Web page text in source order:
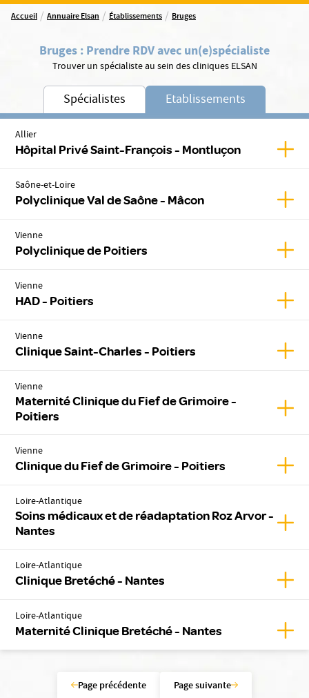
Accueil / Annuaire Elsan / Établissements / Bruges
Bruges : Prendre RDV avec un(e)spécialiste
Trouver un spécialiste au sein des cliniques ELSAN
Spécialistes Etablissements
Allier
Hôpital Privé Saint-François - Montluçon
Saône-et-Loire
Polyclinique Val de Saône - Mâcon
Vienne
Polyclinique de Poitiers
Vienne
HAD - Poitiers
Vienne
Clinique Saint-Charles - Poitiers
Vienne
Maternité Clinique du Fief de Grimoire -
Poitiers
Vienne
Clinique du Fief de Grimoire - Poitiers
Loire-Atlantique
Soins médicaux et de réadaptation Roz Arvor -
Nantes
Loire-Atlantique
Clinique Bretéché - Nantes
Loire-Atlantique
Maternité Clinique Bretéché - Nantes
Page précédente Page suivante